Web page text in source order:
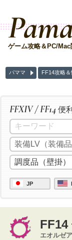
ゲーム攻略＆PC/
パママ FF14攻略＆
FFXIV / FF14 便
JP
FF14
エオルゼ